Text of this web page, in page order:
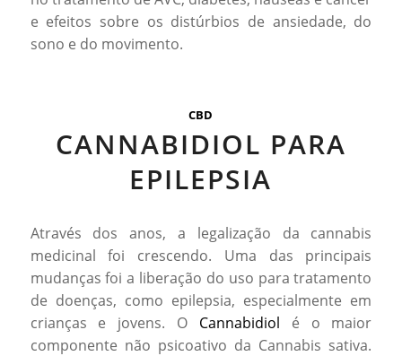
e efeitos sobre os distúrbios de ansiedade, do
sono e do movimento.
CBD
CANNABIDIOL PARA
EPILEPSIA
Através dos anos, a legalização da cannabis
medicinal foi crescendo. Uma das principais
mudanças foi a liberação do uso para tratamento
de doenças, como epilepsia, especialmente em
crianças e jovens. O Cannabidiol é o maior
componente não psicoativo da Cannabis sativa.